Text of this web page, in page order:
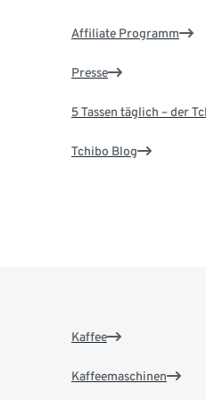
Affiliate Programm
Presse
5 Tassen täglich – der
Tchibo Blog
Kaffee
Kaffeemaschinen